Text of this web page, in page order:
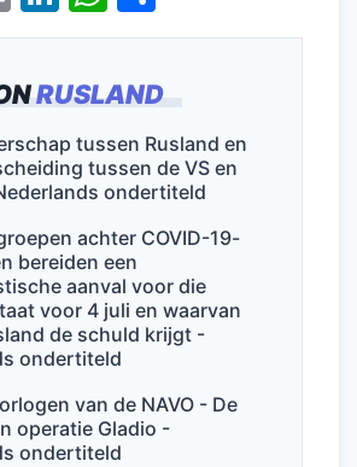
RUSLAND
tussen Rusland en
tussen de VS en
ondertiteld
achter COVID-19-
bereiden een
aanval voor die
voor 4 juli en waarvan
de schuld krijgt -
ondertiteld
van de NAVO - De
operatie Gladio -
ondertiteld
m
l
n
e
dI
n
h
s
A
p
p
el
n